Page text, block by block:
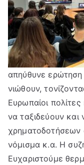
απηύθυνε
νιώθουν,
Ευρωπαίοι
να ταξιδεύουν
χρηματοδοτήσεων
νόμισμα κ.α. Η
Ευχαριστούμε